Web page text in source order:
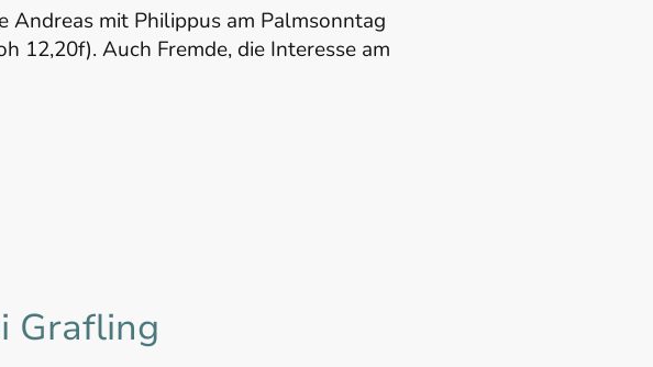
mit Philippus am Palmsonntag
12,20f). Auch Fremde, die Interesse am
Grafling